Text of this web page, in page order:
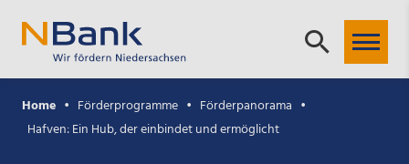
Home Förderprogramme
Förderpanorama
Hafven: Ein Hub, der einbindet und ermöglicht